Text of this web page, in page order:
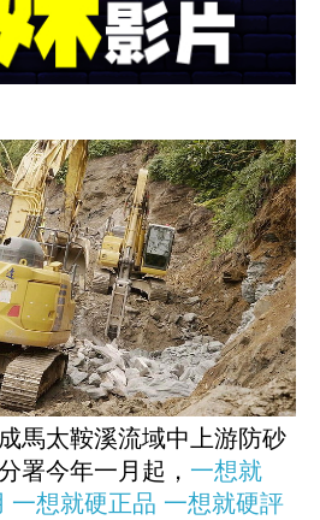
馬太鞍溪流域中上游防砂
署今年一月起， 一想就
一想就硬正品 一想就硬評